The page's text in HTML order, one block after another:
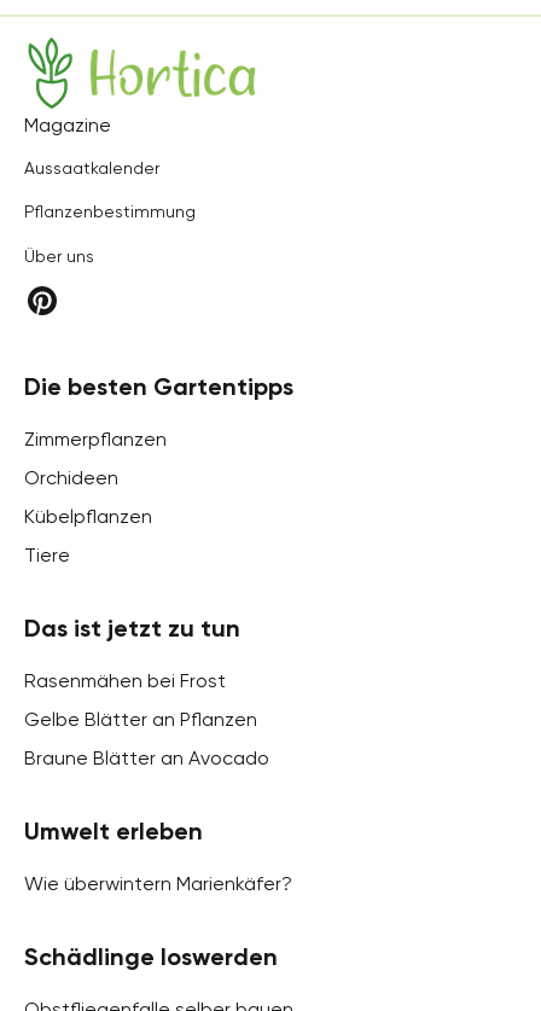
Hortica
Magazine
Aussaatkalender
Pflanzenbestimmung
Über uns
Die besten Gartentipps
Zimmerpflanzen
Orchideen
Kübelpflanzen
Tiere
Das ist jetzt zu tun
Rasenmähen bei Frost
Gelbe Blätter an Pflanzen
Braune Blätter an Avocado
Umwelt erleben
Wie überwintern Marienkäfer?
Schädlinge loswerden